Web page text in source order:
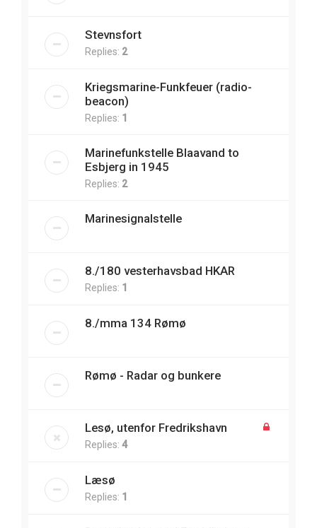
Stevnsfort
Replies: 2
Kriegsmarine-Funkfeuer (radio-
beacon)
Replies: 1
Marinefunkstelle Blaavand to
Esbjerg in 1945
Replies: 2
Marinesignalstelle
8./180 vesterhavsbad HKAR
Replies: 1
8./mma 134 Rømø
Rømø - Radar og bunkere
Lesø, utenfor Fredrikshavn
Replies: 4
Læsø
Replies: 1